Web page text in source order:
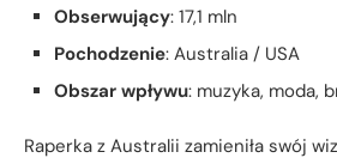
Obserwujący: 17,1 mln
Pochodzenie: Australia / USA
Obszar wpływu: muzyka, moda,
Raperka z Australii zamieniła swój